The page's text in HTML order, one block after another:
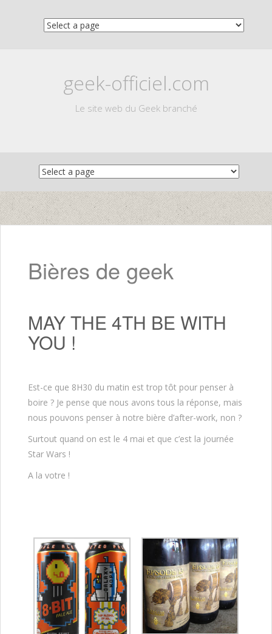
geek-officiel.com
Le site web du Geek branché
content
Bières de geek
MAY THE 4TH BE WITH
YOU !
Est-ce que 8H30 du matin est trop tôt pour penser à
boire ? Je pense que nous avons tous la réponse, mais
nous pouvons penser à notre bière d’after-work, non ?
Surtout quand on est le 4 mai et que c’est la journée
Star Wars !
A la votre !